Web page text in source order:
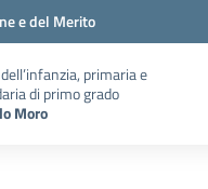
e del Merito
primaria e
di primo grado
Moro